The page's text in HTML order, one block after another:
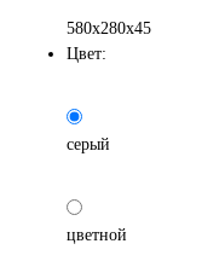
580х280х45
Цвет:
серый
цветной